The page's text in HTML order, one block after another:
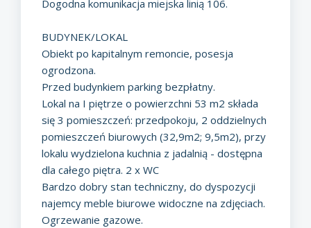
Dogodna komunikacja miejska linią 106.
BUDYNEK/LOKAL
Obiekt po kapitalnym remoncie, posesja
ogrodzona.
Przed budynkiem parking bezpłatny.
Lokal na I piętrze o powierzchni 53 m2 składa
się 3 pomieszczeń: przedpokoju, 2 oddzielnych
pomieszczeń biurowych (32,9m2; 9,5m2), przy
lokalu wydzielona kuchnia z jadalnią - dostępna
dla całego piętra. 2 x WC
Bardzo dobry stan techniczny, do dyspozycji
najemcy meble biurowe widoczne na zdjęciach.
Ogrzewanie gazowe.